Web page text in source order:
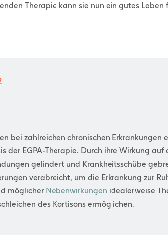
Therapie kann sie nun ein gutes Leben
bei zahlreichen chronischen Erkrankungen
der EGPA-Therapie. Durch ihre Wirkung auf
gelindert und Krankheitsschübe
verabreicht, um die Erkrankung zur
möglicher Nebenwirkungen idealerweise
des Kortisons ermöglichen.